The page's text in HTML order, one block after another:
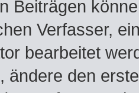
Beiträgen
Verfasser,
bearbeitet
ändere den